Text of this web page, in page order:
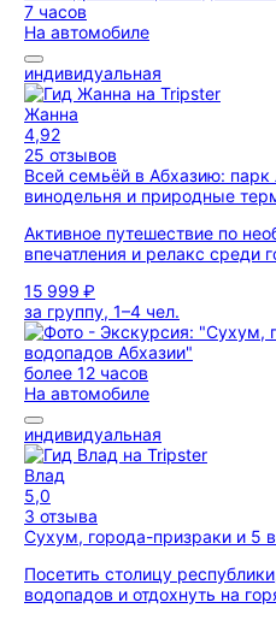
7 часов
На автомобиле
индивидуальная
Жанна
4,92
25 отзывов
Всей семьёй в Абхазию: парк
винодельня и природные
Активное путешествие по
впечатления и релакс среди
15 999 ₽
за группу, 1–4 чел.
более 12 часов
На автомобиле
индивидуальная
Влад
5,0
3 отзыва
Сухум, города-призраки и 5
Посетить столицу
водопадов и отдохнуть на